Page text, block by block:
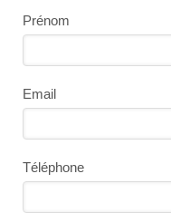
Prénom
Email
Téléphone